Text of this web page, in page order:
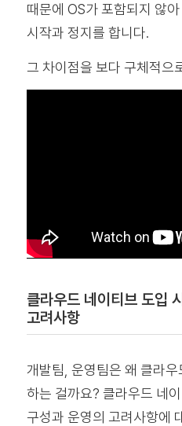
때문에 OS가 포함되지 않
시작과 정지를 합니다.
그 차이점을 보다 구체적으
클라우드 네이티브 도입
고려사항
개발팀, 운영팀은 왜 클라
하는 걸까요? 클라우드 네
구성과 운영의 고려사항에